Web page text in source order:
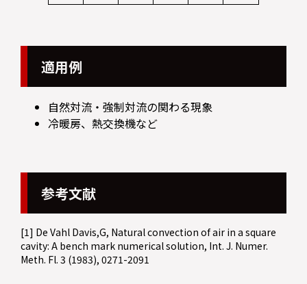
適用例
自然対流・強制対流の関わる現象
冷暖房、熱交換機など
参考文献
[1] De Vahl Davis,G, Natural convection of air in a square
cavity: A bench mark numerical solution, Int. J. Numer.
Meth. Fl. 3 (1983), 0271-2091